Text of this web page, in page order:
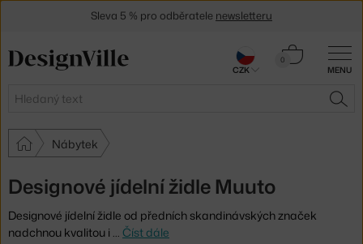
MENU
Hledat
0
Košík
Nábytek
Designové jídelní židle Muuto
Designové jídelní židle od předních skandinávských značek
nadchnou kvalitou i … Číst dále
Sleva 5 % pro odběratele newsletteru
CZK